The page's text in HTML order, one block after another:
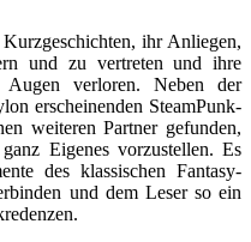
ihr Anliegen,
und zu vertreten und ihre
verloren. Neben der
erscheinenden SteamPunk-
weiteren Partner gefunden,
Eigenes vorzustellen. Es
des klassischen Fantasy-
und dem Leser so ein